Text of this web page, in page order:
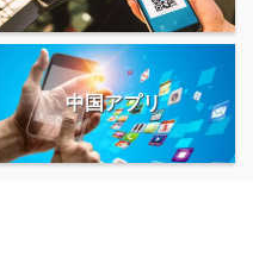
中国アプリ